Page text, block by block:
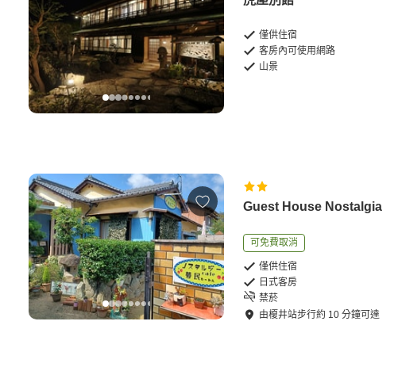
僅供住宿
客房內可使用網路
山景
Guest House Nostalgia
可免費取消
僅供住宿
日式客房
禁菸
由榎井站步行約 10 分鐘可達